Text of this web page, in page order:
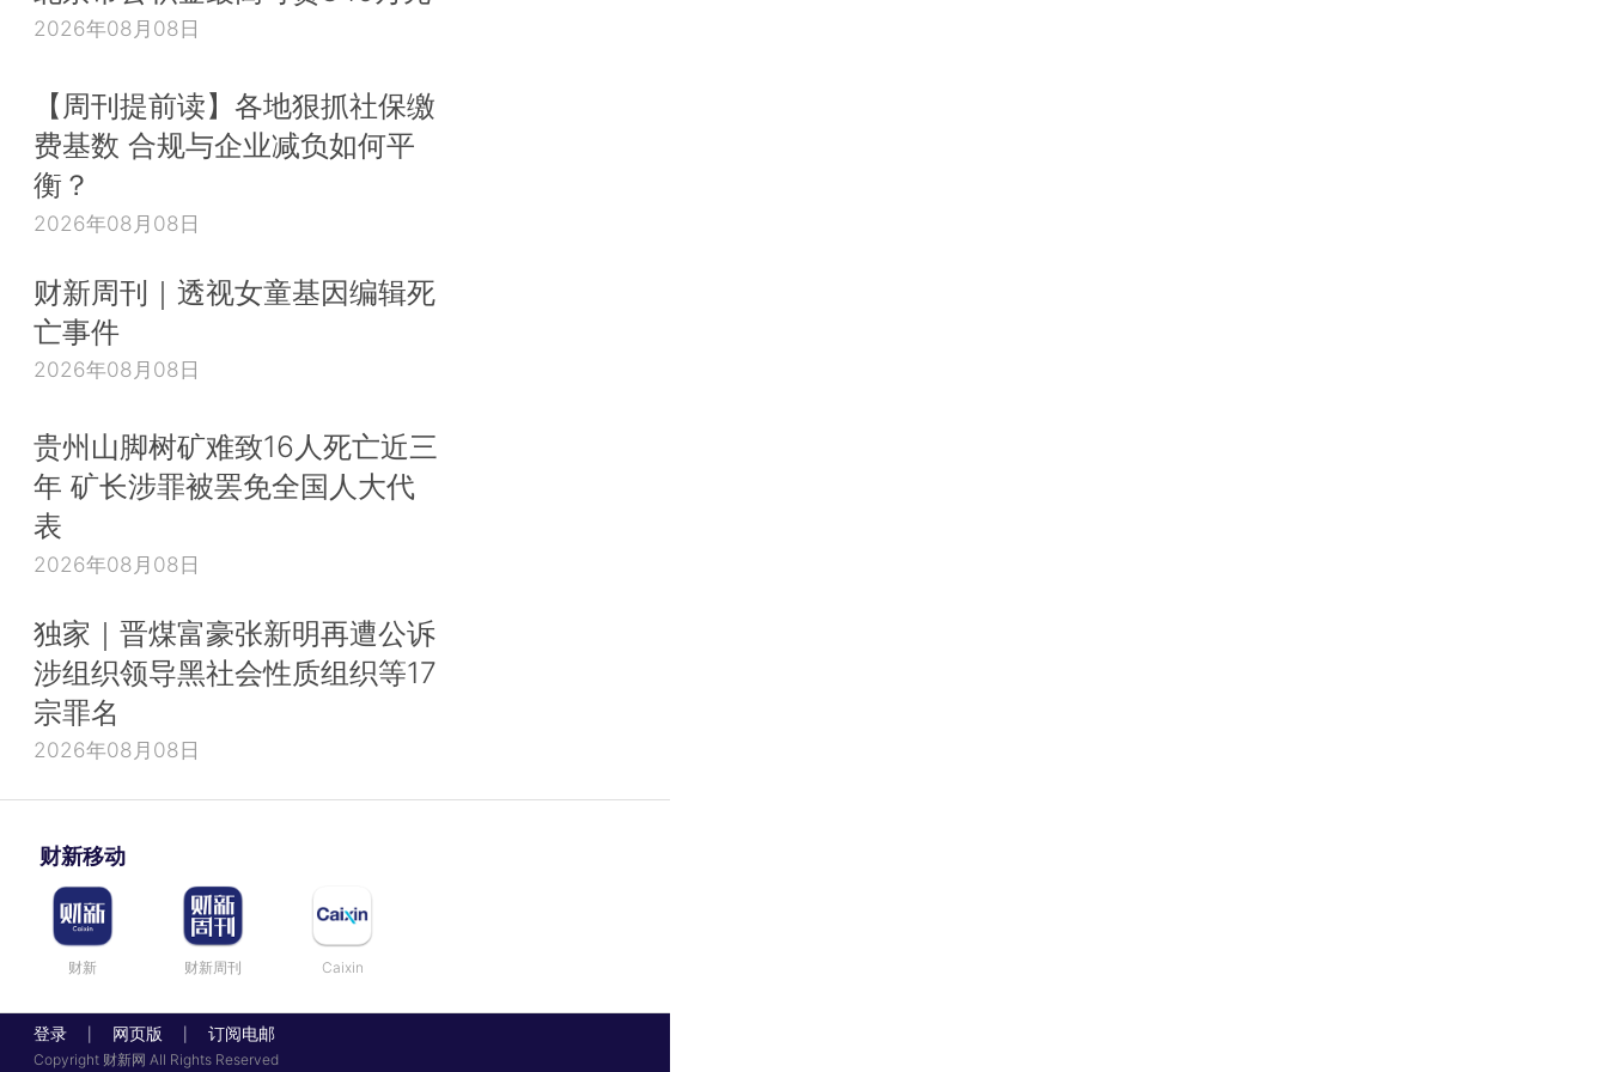
2026年08月08日
【周刊提前读】各地狠抓社保缴
费基数 合规与企业减负如何平
衡？
2026年08月08日
财新周刊｜透视女童基因编辑死
亡事件
2026年08月08日
贵州山脚树矿难致16人死亡近三
年 矿长涉罪被罢免全国人大代
表
2026年08月08日
独家｜晋煤富豪张新明再遭公诉
涉组织领导黑社会性质组织等17
宗罪名
2026年08月08日
财新移动
财新 财新周刊 Caixin
登录 网页版 订阅电邮
Copyright 财新网 All Rights Reserved